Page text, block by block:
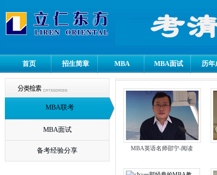
首页 招生简章 MBA MBA面试 历年
MBA联考
MBA面试
备考经验分享 MBA英语名师邵宁-阅读